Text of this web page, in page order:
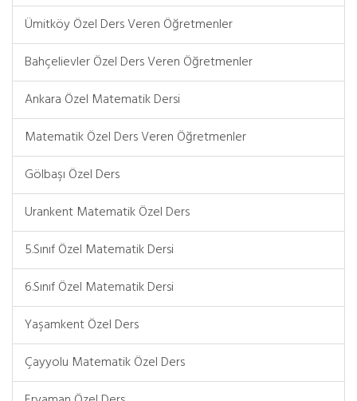
Ümitköy Özel Ders Veren Öğretmenler
Bahçelievler Özel Ders Veren Öğretmenler
Ankara Özel Matematik Dersi
Matematik Özel Ders Veren Öğretmenler
Gölbaşı Özel Ders
Urankent Matematik Özel Ders
5.Sınıf Özel Matematik Dersi
6.Sınıf Özel Matematik Dersi
Yaşamkent Özel Ders
Çayyolu Matematik Özel Ders